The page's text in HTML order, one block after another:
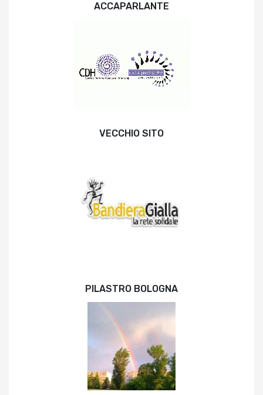
ACCAPARLANTE
VECCHIO SITO
PILASTRO BOLOGNA